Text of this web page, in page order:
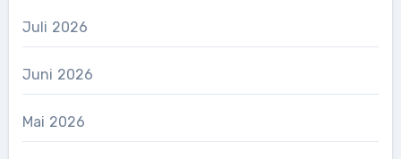
Juli 2026
Juni 2026
Mai 2026